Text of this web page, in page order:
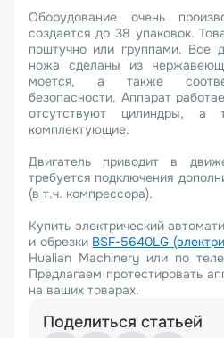
Оборудование очень
создается до 38 упаковок.
поштучно или группами. Все
ножа сделаны из
моется, а также
безопасности. Аппарат
отсутствуют цилиндры, а
комплектующие.
Двигатель приводит в
требуется подключения
(в т.ч. компрессора).
Купить электрический
и обрезки BSF-5640LG
Hualian Machinery или по
Предлагаем протестировать
на ваших товарах.
Поделиться статьей